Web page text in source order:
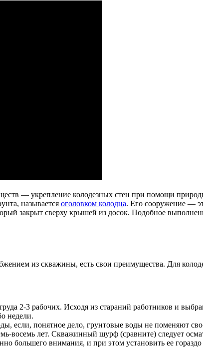
— укрепление колодезных стен при помощи
называется оголовком колодца. Его сооружение —
закрыт сверху крышей из досок. Подобное
из скважины, есть свои преимущества. Для
2-3 рабочих. Исходя из стараний работников и
недели.
если, понятное дело, грунтовые воды не поменяют
восемь лет. Скважинный шурф (сравните) следует
большего внимания, и при этом установить ее